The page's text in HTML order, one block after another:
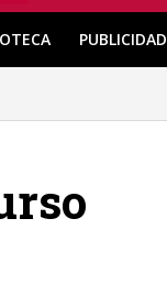
PUBLICIDAD